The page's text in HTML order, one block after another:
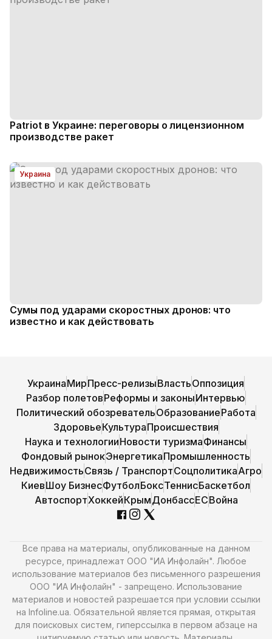
Patriot в Украине: переговоры о лицензионном
производстве ракет
Украина
Сумы под ударами скоростных дронов: что
известно и как действовать
УкраинаМирПресс-релизыВластьОппозиция
Разбор полетовРеформы и законыИнтервью
Политический обозревательОбразованиеРабота
ЗдоровьеКультураПроисшествия
Наука и технологииНовости туризмаФинансы
Фондовый рынокЭнергетикаПромышленность
НедвижимостьСвязь / ТранспортСоцполитикаАгро
КиевШоу БизнесФутболБоксТеннисБаскетбол
АвтоспортХоккейКрымДонбассЕСВойна
Все права на материалы, опубликованные на данном
ресурсе, принадлежат ООО "ИА Инфолайн". Любое
использование материалов без письменного разрешения
ООО "ИА Инфолайн" - запрещено. Использование
материалов и новостей разрешается при условии ссылки
на Infoline.ua. Обязательной является прямая, открытая
для поисковых систем, гиперссылка в первом абзаце на